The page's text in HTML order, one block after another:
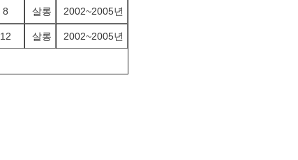
8 살롱 2002~2005년
12 살롱 2002~2005년